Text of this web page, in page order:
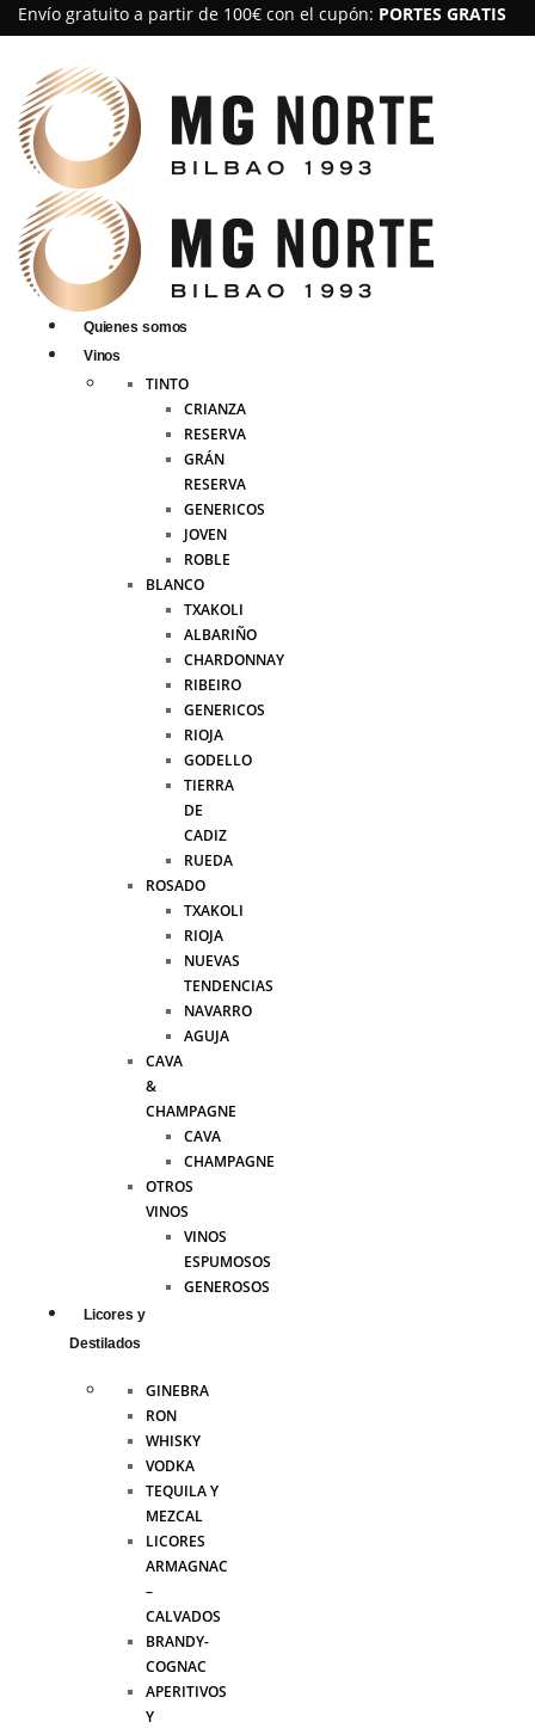
Envío gratuito a partir de 100€ con el cupón: PORTES GRATIS
Quienes somos
Vinos
TINTO
CRIANZA
RESERVA
GRÁN
RESERVA
GENERICOS
JOVEN
ROBLE
BLANCO
TXAKOLI
ALBARIÑO
CHARDONNAY
RIBEIRO
GENERICOS
RIOJA
GODELLO
TIERRA
DE
CADIZ
RUEDA
ROSADO
TXAKOLI
RIOJA
NUEVAS
TENDENCIAS
NAVARRO
AGUJA
CAVA
&
CHAMPAGNE
CAVA
CHAMPAGNE
OTROS
VINOS
VINOS
ESPUMOSOS
GENEROSOS
Licores y
Destilados
GINEBRA
RON
WHISKY
VODKA
TEQUILA Y
MEZCAL
LICORES
ARMAGNAC
–
CALVADOS
BRANDY-
COGNAC
APERITIVOS
Y